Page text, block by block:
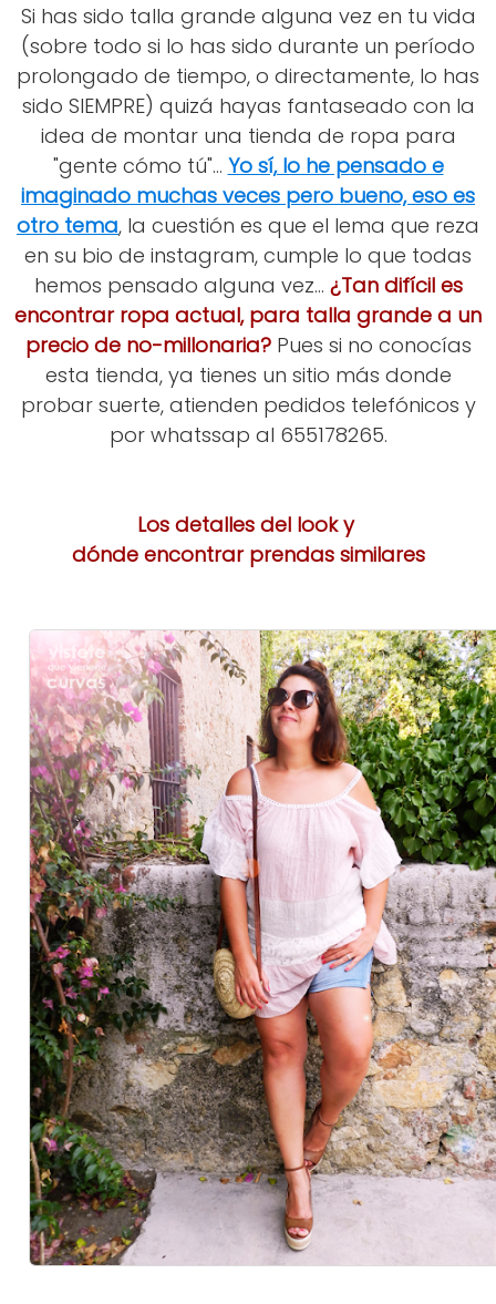
Si has sido talla grande alguna vez en tu vida
(sobre todo si lo has sido durante un período
prolongado de tiempo, o directamente, lo has
sido SIEMPRE) quizá hayas fantaseado con la
idea de montar una tienda de ropa para
"gente cómo tú"... Yo sí, lo he pensado e
imaginado muchas veces pero bueno, eso es
otro tema, la cuestión es que el lema que reza
en su bio de instagram, cumple lo que todas
hemos pensado alguna vez... ¿Tan difícil es
encontrar ropa actual, para talla grande a un
precio de no-millonaria? Pues si no conocías
esta tienda, ya tienes un sitio más donde
probar suerte, atienden pedidos telefónicos y
por whatssap al 655178265.
Los detalles del look y
dónde encontrar prendas similares